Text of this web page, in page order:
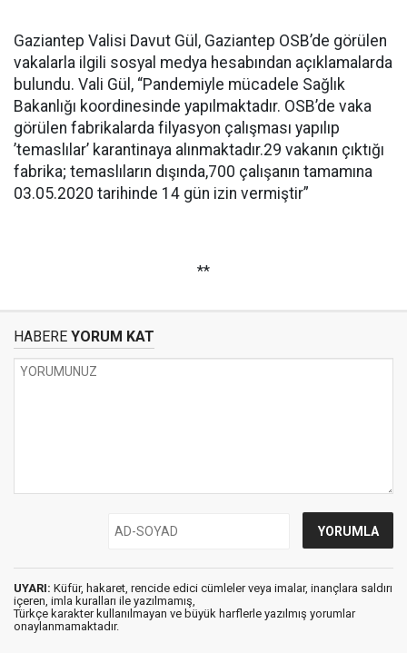
Gaziantep Valisi Davut Gül, Gaziantep OSB’de görülen
vakalarla ilgili sosyal medya hesabından açıklamalarda
bulundu. Vali Gül, “Pandemiyle mücadele Sağlık
Bakanlığı koordinesinde yapılmaktadır. OSB’de vaka
görülen fabrikalarda filyasyon çalışması yapılıp
’temaslılar’ karantinaya alınmaktadır.29 vakanın çıktığı
fabrika; temaslıların dışında,700 çalışanın tamamına
03.05.2020 tarihinde 14 gün izin vermiştir”
**
HABERE YORUM KAT
UYARI: Küfür, hakaret, rencide edici cümleler veya imalar, inançlara saldırı
içeren, imla kuralları ile yazılmamış,
Türkçe karakter kullanılmayan ve büyük harflerle yazılmış yorumlar
onaylanmamaktadır.